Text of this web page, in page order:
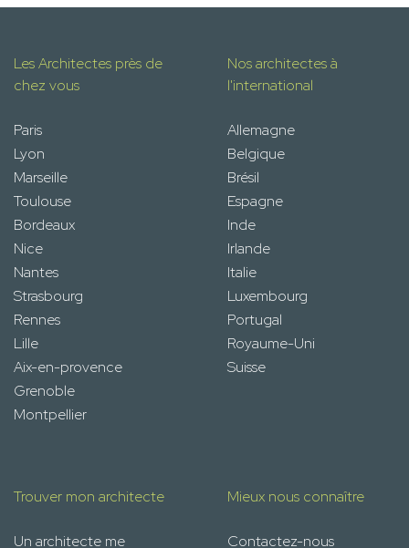
Les Architectes près de
chez vous
Paris
Lyon
Marseille
Toulouse
Bordeaux
Nice
Nantes
Strasbourg
Rennes
Lille
Aix-en-provence
Grenoble
Montpellier
Nos architectes à
l'international
Allemagne
Belgique
Brésil
Espagne
Inde
Irlande
Italie
Luxembourg
Portugal
Royaume-Uni
Suisse
Trouver mon architecte
Un architecte me
Mieux nous connaître
Contactez-nous